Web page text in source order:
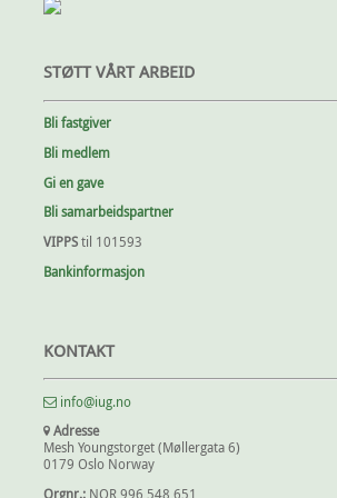
STØTT VÅRT ARBEID
Bli fastgiver
Bli medlem
Gi en gave
Bli samarbeidspartner
VIPPS til 101593
Bankinformasjon
KONTAKT
info@iug.no
Adresse
Mesh Youngstorget (Møllergata 6)
0179 Oslo Norway
Orgnr.: NOR 996 548 651